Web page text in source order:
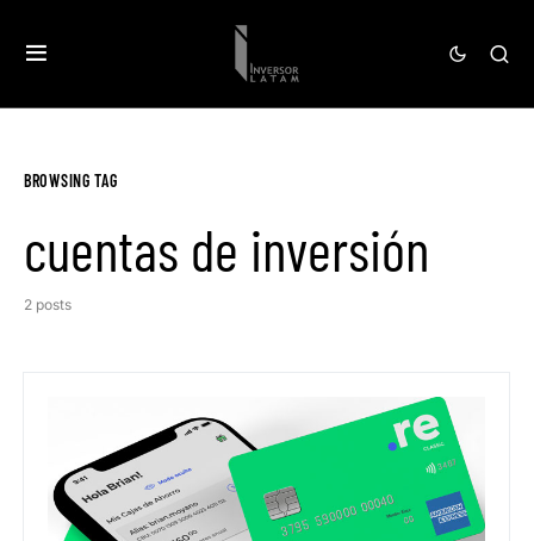
BROWSING TAG
cuentas de inversión
2 posts